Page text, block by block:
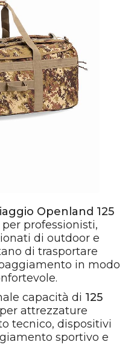
Openland 125
professionisti,
di outdoor e
di trasportare
in modo
capacità di 125
attrezzature
tecnico, dispositivi
sportivo e